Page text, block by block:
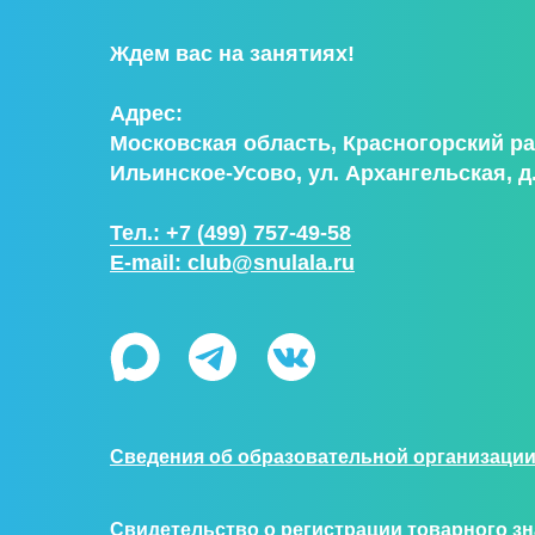
Ждем вас на занятиях!
Адрес:
Московская область, Красногорский
Ильинское-Усово, ул. Архангельская,
Тел.: +7 (499) 757-49-58
E-mail: club@snulala.ru
Сведения об образовательной организации
Свидетельство о регистрации товарного